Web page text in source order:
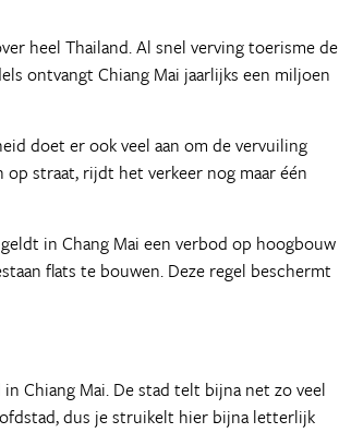
heel Thailand. Al snel verving toerisme de
ontvangt Chiang Mai jaarlijks een miljoen
doet er ook veel aan om de vervuiling
straat, rijdt het verkeer nog maar één
in Chang Mai een verbod op hoogbouw
flats te bouwen. Deze regel beschermt
Chiang Mai. De stad telt bijna net zo veel
dus je struikelt hier bijna letterlijk